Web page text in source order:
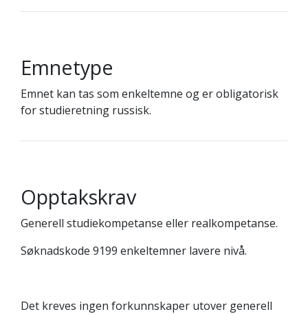
Emnetype
Emnet kan tas som enkeltemne og er obligatorisk
for studieretning russisk.
Opptakskrav
Generell studiekompetanse eller realkompetanse.
Søknadskode 9199 enkeltemner lavere nivå.
Det kreves ingen forkunnskaper utover generell